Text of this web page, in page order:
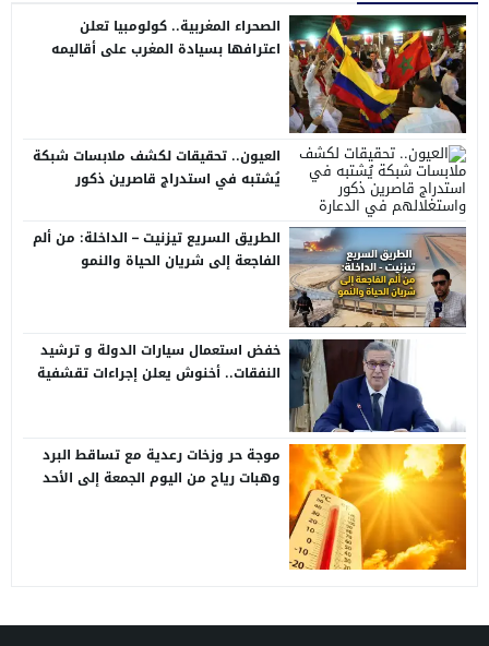
الصحراء المغربية.. كولومبيا تعلن
اعترافها بسيادة المغرب على أقاليمه
العيون.. تحقيقات لكشف ملابسات شبكة
يُشتبه في استدراج قاصرين ذكور
الطريق السريع تيزنيت – الداخلة: من ألم
الفاجعة إلى شريان الحياة والنمو
خفض استعمال سيارات الدولة و ترشيد
النفقات.. أخنوش يعلن إجراءات تقشفية
موجة حر وزخات رعدية مع تساقط البرد
وهبات رياح من اليوم الجمعة إلى الأحد